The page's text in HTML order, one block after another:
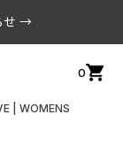
せ →
0
| WOMENS